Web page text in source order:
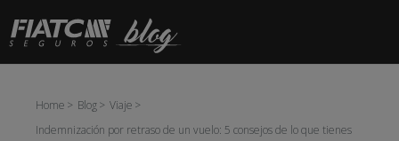
Saltar al contenido principal
Home Blog
Viaje
Indemnización por retraso de un vuelo: 5 consejos de lo que tienes